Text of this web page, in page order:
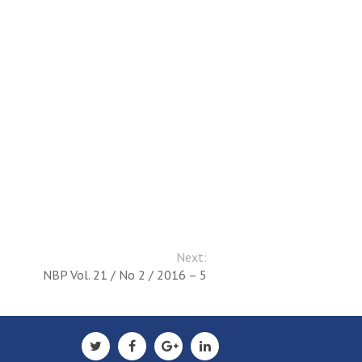
Next:
NBP Vol. 21 / No 2 / 2016 – 5